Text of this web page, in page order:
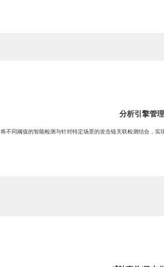
分析引擎管
不同阈值的智能检测与针对特定场景的攻击链关联检测结合，实